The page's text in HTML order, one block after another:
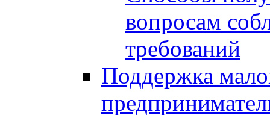
вопросам
требований
Поддержка